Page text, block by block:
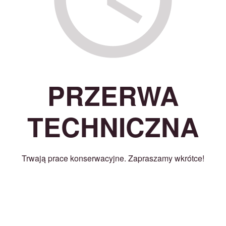
PRZERWA
TECHNICZNA
Trwają prace konserwacyjne. Zapraszamy wkrótce!